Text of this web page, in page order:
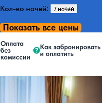
Кол-во ночей:
Показать все цены
Оплата
без
комиссии
Как забронировать
и оплатить